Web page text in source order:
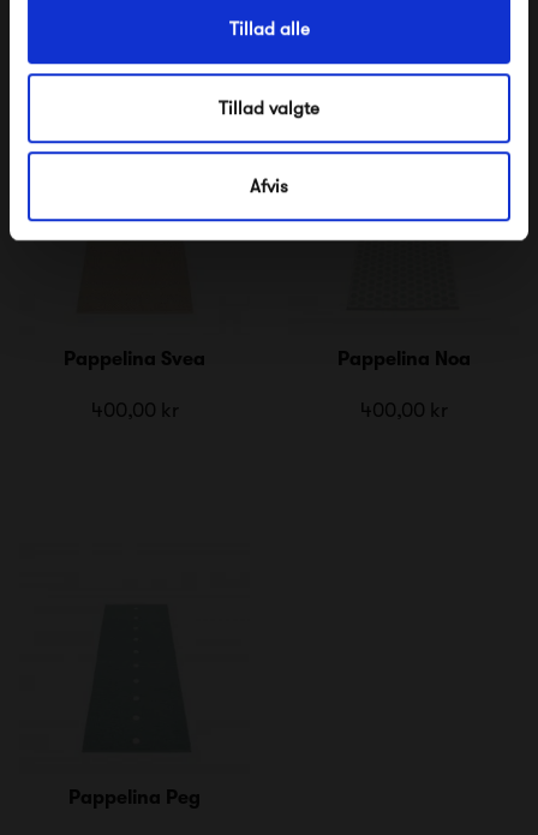
Tillad alle
Tillad valgte
Afvis
Pappelina Svea
400,00 kr
Pappelina Noa
400,00 kr
Pappelina Peg